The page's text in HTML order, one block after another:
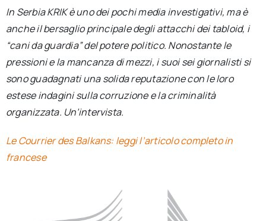
In Serbia KRIK è uno dei pochi media investigativi, ma è
anche il bersaglio principale degli attacchi dei tabloid, i
“cani da guardia” del potere politico. Nonostante le
pressioni e la mancanza di mezzi, i suoi sei giornalisti si
sono guadagnati una solida reputazione con le loro
estese indagini sulla corruzione e la criminalità
organizzata. Un’intervista.
Le Courrier des Balkans: leggi l’articolo completo in
francese